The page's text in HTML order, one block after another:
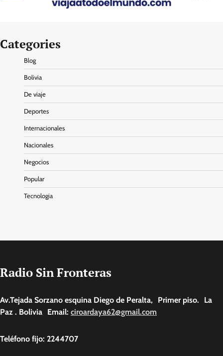
Categories
Blog
Bolivia
De viaje
Deportes
Internacionales
Nacionales
Negocios
Popular
Tecnologia
Radio Sin Fronteras
Av.Tejada Sorzano esquina Diego de Peralta, Primer piso. La
Paz . Bolivia Email: ciroardaya62@gmail.com
Teléfono fijo: 2244707